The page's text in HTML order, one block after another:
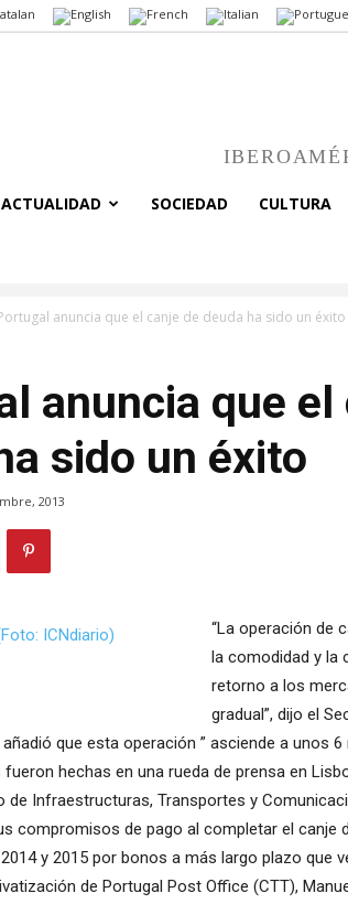
ACTUALIDAD SOCIEDAD CULTURA
anuncia que el canje de deuda ha sido un éxito
anuncia que el
sido un éxito
2013
“La operación de
la comodidad y la
retorno a los
gradual”, dijo el
que esta operación ” asciende a unos 6
hechas en una rueda de prensa en
de Infraestructuras, Transportes y
compromisos de pago al completar el canje
y 2015 por bonos a más largo plazo que
de Portugal Post Office (CTT),